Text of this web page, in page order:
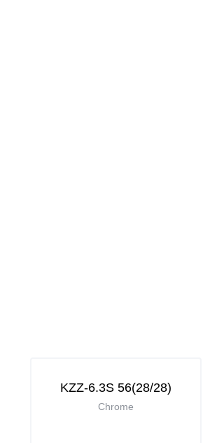
KZZ-6.3S 56(28/28)
Chrome